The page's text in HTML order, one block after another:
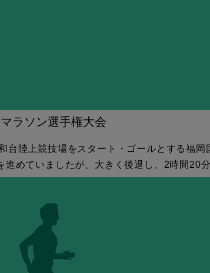
ラソン選手権大会
台陸上競技場をスタート・ゴールとする福
めていましたが、大きく後退し、2時間20